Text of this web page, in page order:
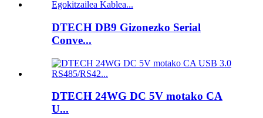
DTECH DB9 Gizonezko Serial
Conve...
DTECH 24WG DC 5V motako CA
U...